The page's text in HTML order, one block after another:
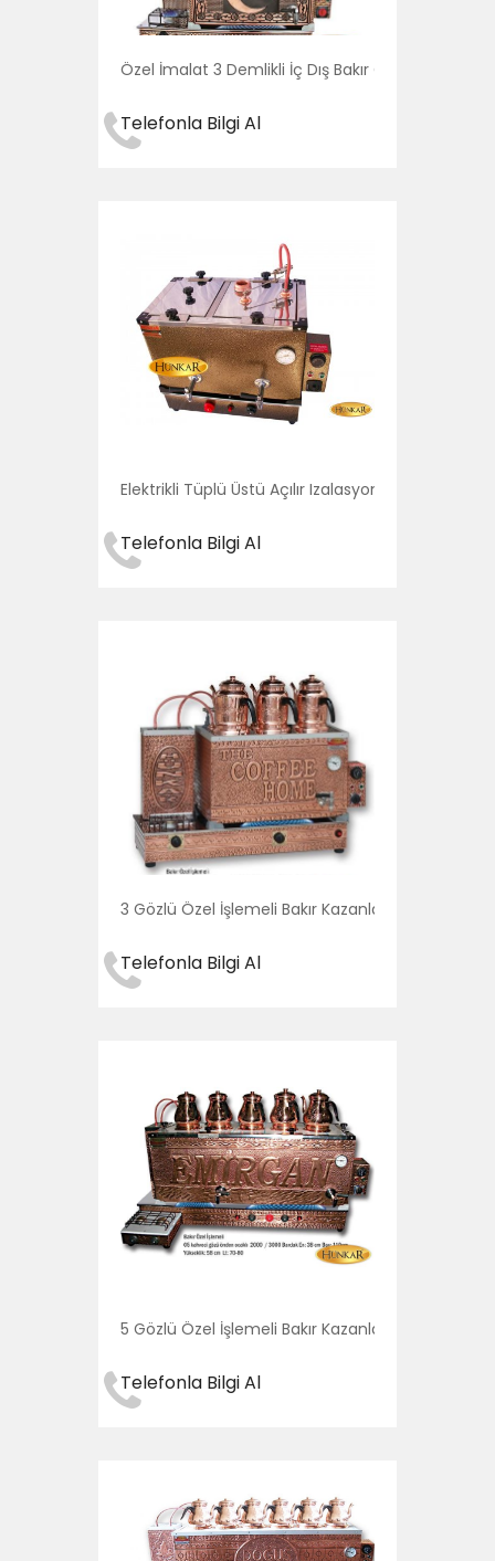
Özel İmalat 3 Demlikli İç Dış Bakır Çay Kazanı Ay
Telefonla Bilgi Al
Elektrikli Tüplü Üstü Açılır Izalasyonlu Su
Telefonla Bilgi Al
3 Gözlü Özel İşlemeli Bakır Kazanları
Telefonla Bilgi Al
5 Gözlü Özel İşlemeli Bakır Kazanları
Telefonla Bilgi Al